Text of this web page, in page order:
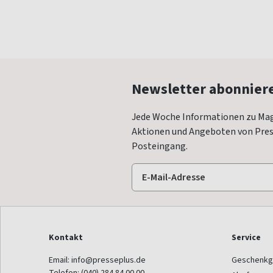
Newsletter
Jede Woche Informationen zu
Aktionen und Angeboten von
Posteingang.
Kontakt
Email: info@presseplus.de
Service